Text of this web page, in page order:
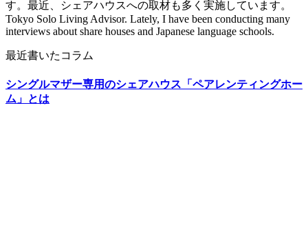
す。最近、シェアハウスへの取材も多く実施しています。
Tokyo Solo Living Advisor. Lately, I have been conducting many
interviews about share houses and Japanese language schools.
最近書いたコラム
シングルマザー専用のシェアハウス「ペアレンティングホー
ム」とは